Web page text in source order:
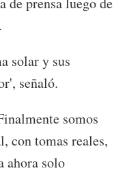
solar y sus
señaló.
somos
con tomas reales,
ahora solo